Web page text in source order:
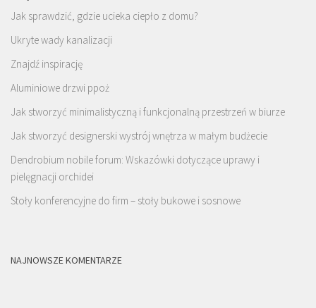
Jak sprawdzić, gdzie ucieka ciepło z domu?
Ukryte wady kanalizacji
Znajdź inspirację
Aluminiowe drzwi ppoż
Jak stworzyć minimalistyczną i funkcjonalną przestrzeń w biurze
Jak stworzyć designerski wystrój wnętrza w małym budżecie
Dendrobium nobile forum: Wskazówki dotyczące uprawy i
pielęgnacji orchidei
Stoły konferencyjne do firm – stoły bukowe i sosnowe
NAJNOWSZE KOMENTARZE